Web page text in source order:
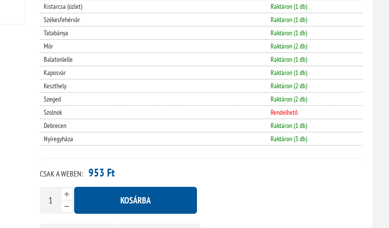
Kistarcsa (üzlet)
Raktáron (1 db)
Székesfehérvár
Raktáron (1 db)
Tatabánya
Raktáron (1 db)
Mór
Raktáron (2 db)
Balatonlelle
Raktáron (1 db)
Kaposvár
Raktáron (1 db)
Keszthely
Raktáron (2 db)
Szeged
Raktáron (2 db)
Szolnok
Rendelhető
Debrecen
Raktáron (1 db)
Nyíregyháza
Raktáron (3 db)
CSAK A WEBEN: 953 Ft
KOSÁRBA